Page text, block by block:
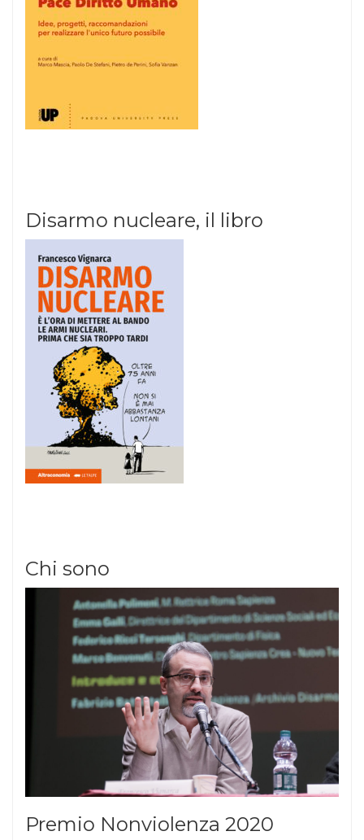
Disarmo nucleare, il libro
Chi sono
Premio Nonviolenza 2020